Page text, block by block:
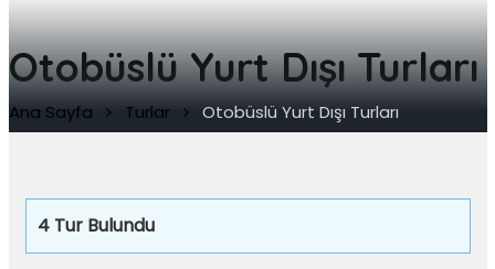
Otobüslü Yurt Dışı Turları
Ana Sayfa Turlar Otobüslü Yurt Dışı Turları
4 Tur Bulundu